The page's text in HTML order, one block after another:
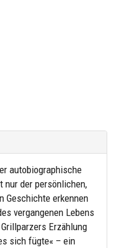
autobiographische
nur der persönlichen,
Geschichte erkennen
vergangenen Lebens
Erzählung
sich fügte« – ein